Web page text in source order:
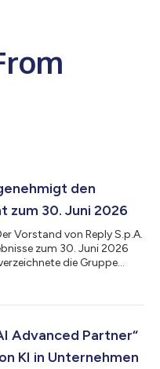
den
zum 30. Juni 2026
Vorstand von Reply S.p.A.
zum 30. Juni 2026
die Gruppe
Zeitraum positiv. Im
Euro im Jahr 2025,
Advanced Partner“
KI in Unternehmen